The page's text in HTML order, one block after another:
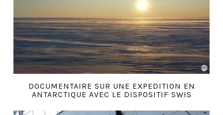
DOCUMENTAIRE SUR UNE EXPEDITION EN
ANTARCTIQUE AVEC LE DISPOSITIF SWIS